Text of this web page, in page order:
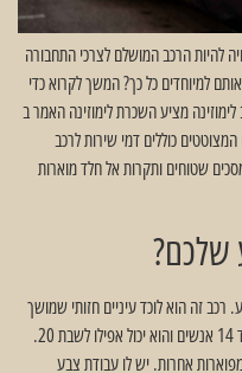
להיות הרכב המושלם לצרכי התחבורה
למיוחדים כל כך? המשך לקרוא כדי
מציע השכרת לימוזינה האמר ב
אייץ ' 2. כל המחירים המצוטטים כוללים דמי שירות לרכב
שטוחים ותקרות אל חלד מוארות
שלכם?
רכב זה הוא לוכד עיניים חזותי שמושך
תשומת לב לאן שהוא הולך. זה יכול להכיל בנוחות עד 14 אנשים והוא יכול אפילו לשבת 20.
מפוארות אחרות. יש לו עבודת צבע